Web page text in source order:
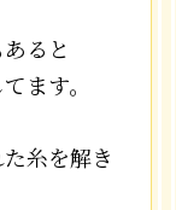
ると
ます。
糸を解き